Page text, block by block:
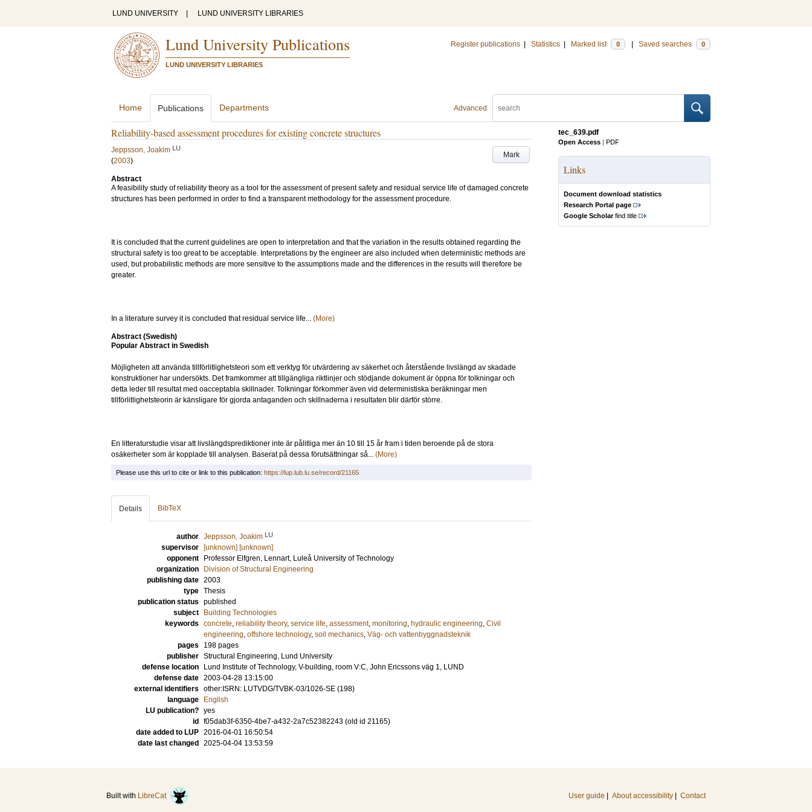
LUND UNIVERSITY LUND UNIVERSITY LIBRARIES
Lund University Publications
LUND UNIVERSITY LIBRARIES
Register publications Statistics Marked list 0 Saved searches 0
Advanced
Home Publications Departments
Reliability-based assessment procedures for existing concrete structures
Mark
Jeppsson, Joakim LU
(2003)
Abstract
A feasibility study of reliability theory as a tool for the assessment of present safety and residual service life of damaged concrete
structures has been performed in order to find a transparent methodology for the assessment procedure.
It is concluded that the current guidelines are open to interpretation and that the variation in the results obtained regarding the
structural safety is too great to be acceptable. Interpretations by the engineer are also included when deterministic methods are
used, but probabilistic methods are more sensitive to the assumptions made and the differences in the results will therefore be
greater.
In a literature survey it is concluded that residual service life... (More)
Abstract (Swedish)
Popular Abstract in Swedish
Möjligheten att använda tillförlitlighetsteori som ett verktyg för utvärdering av säkerhet och återstående livslängd av skadade
konstruktioner har undersökts. Det framkommer att tillgängliga riktlinjer och stödjande dokument är öppna för tolkningar och
detta leder till resultat med oacceptabla skillnader. Tolkningar förkommer även vid deterministiska beräkningar men
tillförlitlighetsteorin är känsligare för gjorda antaganden och skillnaderna i resultaten blir därför större.
En litteraturstudie visar att livslängdsprediktioner inte är pålitliga mer än 10 till 15 år fram i tiden beroende på de stora
osäkerheter som är kopplade till analysen. Baserat på dessa förutsättningar så... (More)
tec_639.pdf
Open Access | PDF
Links
Document download statistics
Research Portal page
Google Scholarfind title
Please use this url to cite or link to this publication: https://lup.lub.lu.se/record/21165
Details BibTeX
author Jeppsson, Joakim LU
supervisor
[unknown] [unknown]
opponent
Professor Elfgren, Lennart, Luleå University of Technology
organization
Division of Structural Engineering
publishing date 2003
type Thesis
publication status published
subject
Building Technologies
keywords concrete, reliability theory, service life, assessment, monitoring, hydraulic engineering, Civil
engineering, offshore technology, soil mechanics, Väg- och vattenbyggnadsteknik
pages
198 pages
publisher Structural Engineering, Lund University
defense location
Lund Institute of Technology, V-building, room V:C, John Ericssons väg 1, LUND
defense date 2003-04-28 13:15:00
external identifiers other:ISRN: LUTVDG/TVBK-03/1026-SE (198)
language
English
LU publication? yes
id
f05dab3f-6350-4be7-a432-2a7c52382243 (old id 21165)
date added to LUP 2016-04-01 16:50:54
date last changed
2025-04-04 13:53:59
Built with LibreCat User guide About accessibility Contact